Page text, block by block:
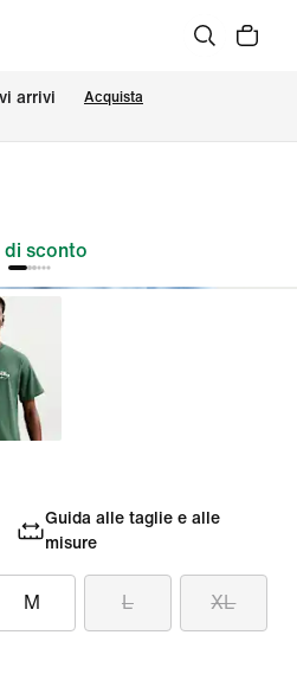
arrivi Acquista
sconto
Guida alle taglie e alle
misure
M L XL